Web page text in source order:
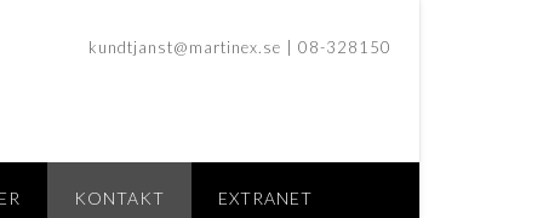
kundtjanst@martinex.se | 08-328150
KONTAKT EXTRANET